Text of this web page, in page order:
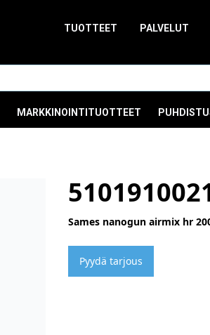
TUOTTEET PALVELUT
MARKKINOINTITUOTTEET
Sames nanogun airmix hr
Pyydä tarjous